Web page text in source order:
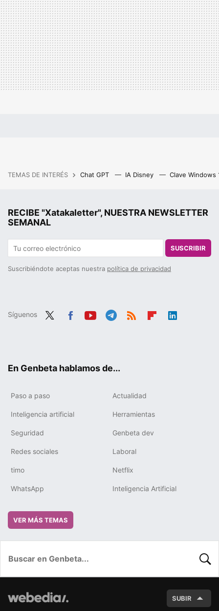
TEMAS DE INTERÉS Chat GPT IA Disney Clave Windows
RECIBE "Xatakaletter", NUESTRA NEWSLETTER
SEMANAL
SUSCRIBIR
Suscribiéndote aceptas nuestra política de privacidad
Síguenos
En Genbeta hablamos de...
Paso a paso Actualidad
Inteligencia artificial Herramientas
Seguridad Genbeta dev
Redes sociales Laboral
timo Netflix
WhatsApp Inteligencia Artificial
VER MÁS TEMAS
SUBIR